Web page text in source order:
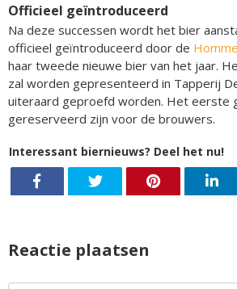
Officieel geïntroduceerd
Na deze successen wordt het bier
officieel geïntroduceerd door de
haar tweede nieuwe bier van het jaar.
zal worden gepresenteerd in Tapperij
uiteraard geproefd worden. Het eerste
gereserveerd zijn voor de brouwers.
Interessant biernieuws? Deel het nu!
Reactie plaatsen